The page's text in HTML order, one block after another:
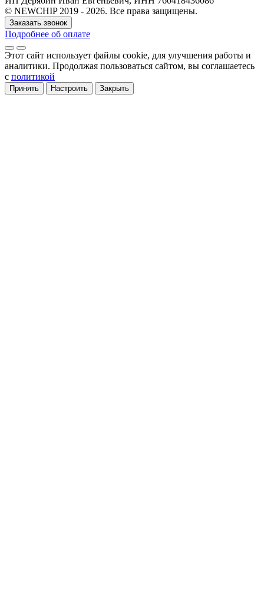
© NEWCHIP 2019 - 2026. Все права защищены.
Заказать звонок
Подробнее об оплате
Этот сайт использует файлы cookie, для улучшения работы и
аналитики. Продолжая пользоваться сайтом, вы соглашаетесь
с политикой
Принять Настроить Закрыть